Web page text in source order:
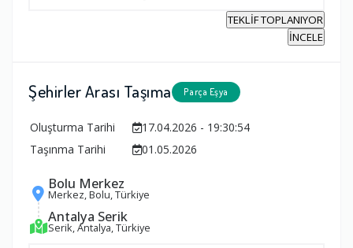
TEKLİF TOPLANIYOR
İNCELE
Şehirler Arası Taşıma Parça Eşya
Oluşturma Tarihi
17.04.2026 - 19:30:54
Taşınma Tarihi
01.05.2026
Bolu Merkez
Merkez, Bolu, Türkiye
Antalya Serik
Serik, Antalya, Türkiye